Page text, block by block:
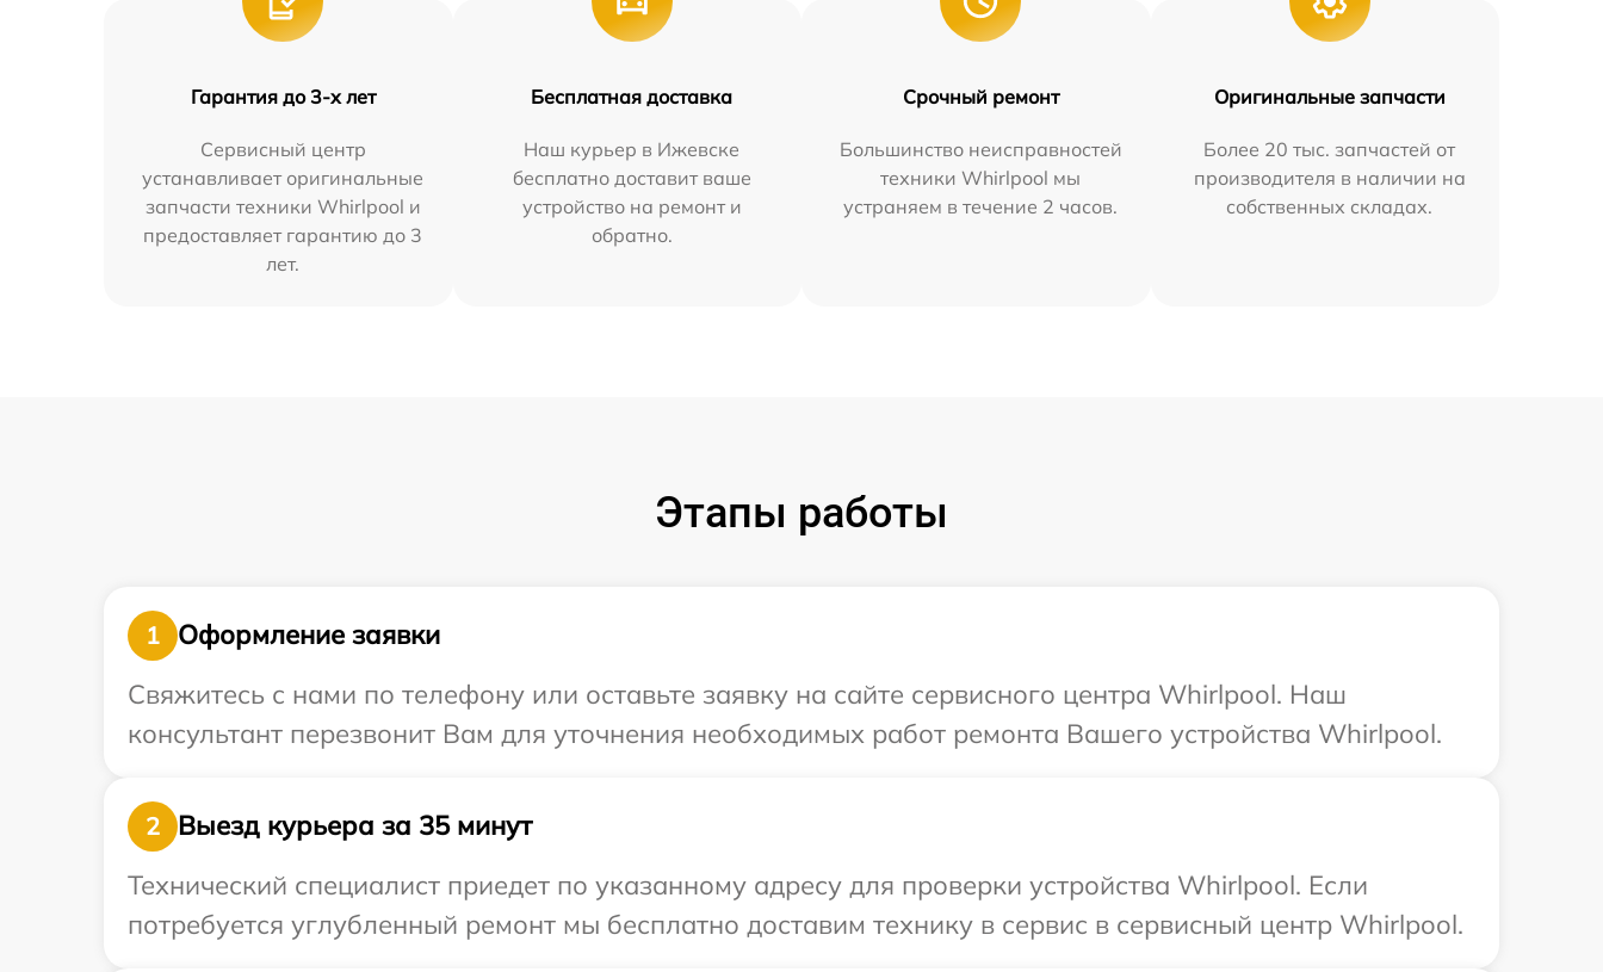
Гарантия до 3-х лет
Сервисный центр
устанавливает оригинальные
запчасти техники Whirlpool и
предоставляет гарантию до 3
лет.
Бесплатная доставка
Наш курьер в Ижевске
бесплатно доставит ваше
устройство на ремонт и
обратно.
Срочный ремонт
Большинство неисправностей
техники Whirlpool мы
устраняем в течение 2 часов.
Оригинальные запчасти
Более 20 тыс. запчастей от
производителя в наличии на
собственных складах.
Этапы работы
1
Оформление заявки
Свяжитесь с нами по телефону или оставьте заявку на сайте сервисного центра Whirlpool. Наш
консультант перезвонит Вам для уточнения необходимых работ ремонта Вашего устройства Whirlpool.
2
Выезд курьера за 35 минут
Технический специалист приедет по указанному адресу для проверки устройства Whirlpool. Если
потребуется углубленный ремонт мы бесплатно доставим технику в сервис в сервисный центр Whirlpool.